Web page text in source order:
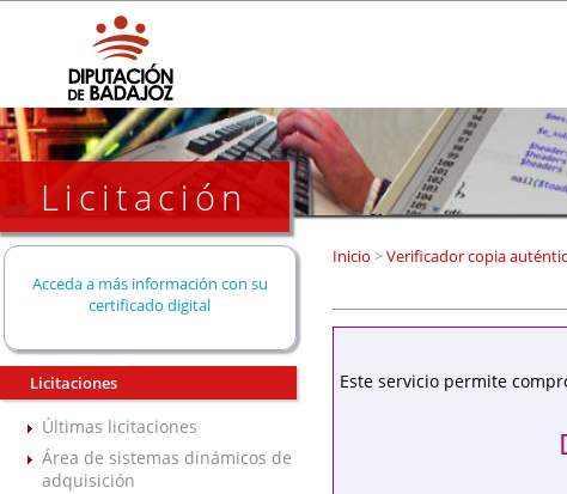
Licitación
Acceda a más información con su
certificado digital
Licitaciones
Últimas licitaciones
Área de sistemas dinámicos de
adquisición
Inicio >Verificador copia
Este servicio permite